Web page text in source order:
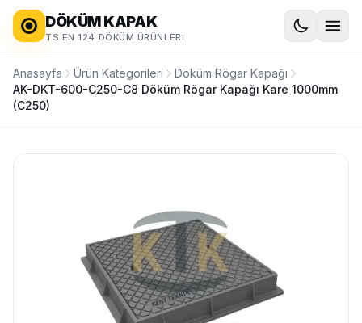
DÖKÜM KAPAK
TS EN 124 DÖKÜM ÜRÜNLERI
Anasayfa Ürün Kategorileri
Döküm Rögar Kapağı
AK-DKT-600-C250-C8 Döküm Rögar Kapağı Kare 1000mm
(C250)